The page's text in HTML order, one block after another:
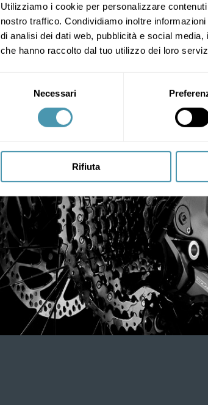
Utilizziamo i cookie per personalizzare
nostro traffico. Condividiamo inoltre
di analisi dei dati web, pubblicità e social
che hanno raccolto dal tuo utilizzo dei loro
Necessari
Rifiuta
Segui le nostre